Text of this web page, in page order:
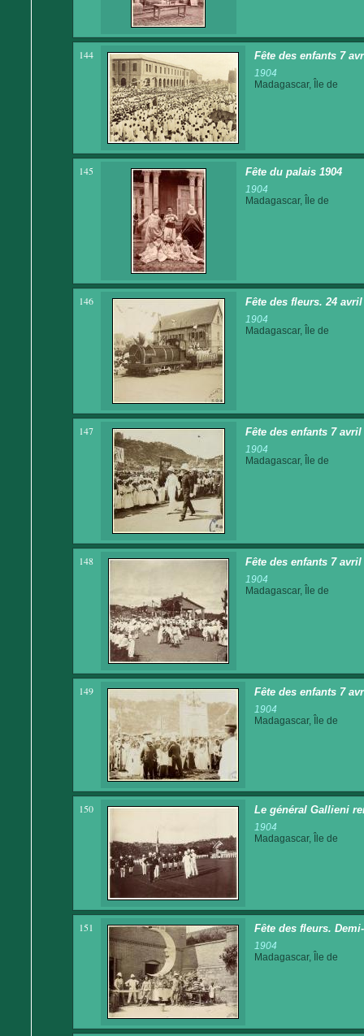
144 Fête des enfants 7
1904
Madagascar, Île de
145 Fête du palais 1904
1904
Madagascar, Île de
146 Fête des fleurs. 24
1904
Madagascar, Île de
147 Fête des enfants 7
1904
Madagascar, Île de
148 Fête des enfants 7
1904
Madagascar, Île de
149 Fête des enfants 7
1904
Madagascar, Île de
150 Le général Gallieni
1904
Madagascar, Île de
151 Fête des fleurs.
1904
Madagascar, Île de